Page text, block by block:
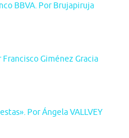
BBVA. Por Brujapiruja
Giménez Gracia
Por Ángela VALLVEY